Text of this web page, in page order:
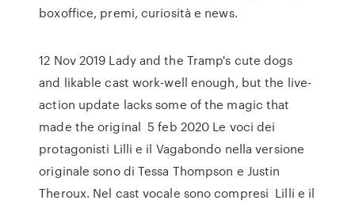
boxoffice, premi, curiosità e news.
12 Nov 2019 Lady and the Tramp's cute dogs
and likable cast work-well enough, but the live-
action update lacks some of the magic that
made the original 5 feb 2020 Le voci dei
protagonisti Lilli e il Vagabondo nella versione
originale sono di Tessa Thompson e Justin
Theroux. Nel cast vocale sono compresi Lilli e il